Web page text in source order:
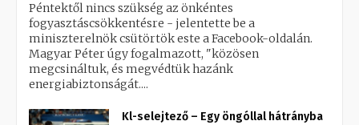
Péntektől nincs szükség az önkéntes
fogyasztáscsökkentésre - jelentette be a
miniszterelnök csütörtök este a Facebook-oldalán.
Magyar Péter úgy fogalmazott, "közösen
megcsináltuk, és megvédtük hazánk
energiabiztonságát....
Kl-selejtező – Egy öngóllal hátrányba